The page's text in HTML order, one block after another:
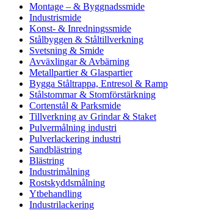
Montage – & Byggnadssmide
Industrismide
Konst- & Inredningssmide
Stålbyggen & Ståltillverkning
Svetsning & Smide
Avväxlingar & Avbärning
Metallpartier & Glaspartier
Bygga Ståltrappa, Entresol & Ramp
Stålstommar & Stomförstärkning
Cortenstål & Parksmide
Tillverkning av Grindar & Staket
Pulvermålning industri
Pulverlackering industri
Sandblästring
Blästring
Industrimålning
Rostskyddsmålning
Ytbehandling
Industrilackering